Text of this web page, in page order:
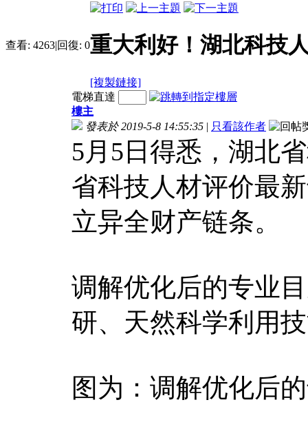
查看: 4263|回復: 0重大利好！湖北科技
[複製鏈接]
電梯直達
樓主
發表於 2019-5-8 14:55:35 | 只看該作者
5月5日得悉，湖北
省科技人材评价最
立异全财产链条。
调解优化后的专业
研、天然科学利用
图为：调解优化后